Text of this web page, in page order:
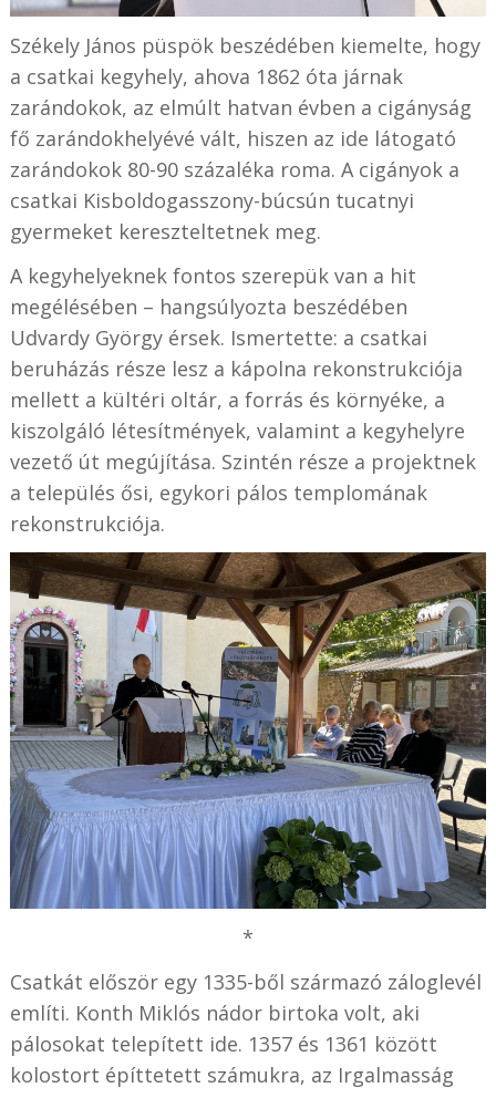
Székely János püspök beszédében kiemelte, hogy
a csatkai kegyhely, ahova 1862 óta járnak
zarándokok, az elmúlt hatvan évben a cigányság
fő zarándokhelyévé vált, hiszen az ide látogató
zarándokok 80-90 százaléka roma. A cigányok a
csatkai Kisboldogasszony-búcsún tucatnyi
gyermeket kereszteltetnek meg.
A kegyhelyeknek fontos szerepük van a hit
megélésében – hangsúlyozta beszédében
Udvardy György érsek. Ismertette: a csatkai
beruházás része lesz a kápolna rekonstrukciója
mellett a kültéri oltár, a forrás és környéke, a
kiszolgáló létesítmények, valamint a kegyhelyre
vezető út megújítása. Szintén része a projektnek
a település ősi, egykori pálos templomának
rekonstrukciója.
*
Csatkát először egy 1335-ből származó záloglevél
említi. Konth Miklós nádor birtoka volt, aki
pálosokat telepített ide. 1357 és 1361 között
kolostort építtetett számukra, az Irgalmasság